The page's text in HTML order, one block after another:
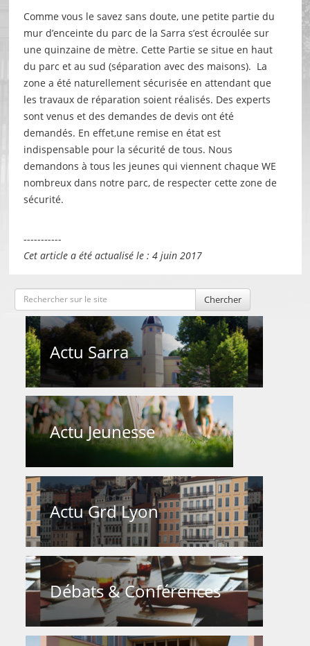
Comme vous le savez sans doute, une petite partie du
mur d’enceinte du parc de la Sarra s’est écroulée sur
une quinzaine de mètre. Cette Partie se situe en haut
du parc et au sud (séparation avec des maisons). La
zone a été naturellement sécurisée en attendant que
les travaux de réparation soient réalisés. Des experts
sont venus et des demandes de devis ont été
demandés. En effet,une remise en état est
indispensable pour la sécurité de tous. Nous
demandons à tous les jeunes qui viennent chaque WE
nombreux dans notre parc, de respecter cette zone de
sécurité.
-----------
Cet article a été actualisé le : 4 juin 2017
Chercher
Actu Sarra
Actu Jeunesse
Actu Grd Lyon
Débats & Conférences